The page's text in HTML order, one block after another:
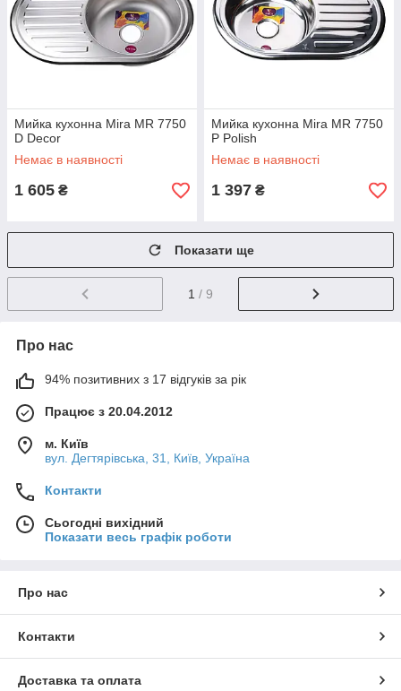
Мийка кухонна Mira MR 7750
D Decor
Немає в наявності
1 605 ₴
Мийка кухонна Mira MR 7750
P Polish
Немає в наявності
1 397 ₴
Показати ще
1 / 9
Про нас
94% позитивних з 17 відгуків за рік
Працює з 20.04.2012
м. Київ
вул. Дегтярівська, 31, Київ, Україна
Контакти
Сьогодні вихідний
Показати весь графік роботи
Про нас
Контакти
Доставка та оплата